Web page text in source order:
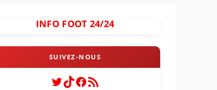
INFO FOOT 24/24
Twitter
TikTok
Facebook
Flux RSS